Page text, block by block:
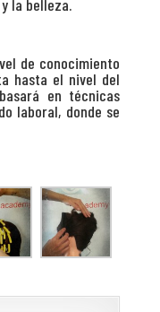
la belleza.
de conocimiento
hasta el nivel del
en técnicas
laboral, donde se